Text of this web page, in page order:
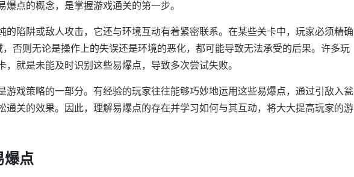
爆点的概念，是掌握游戏通关的第一步。
的陷阱或敌人攻击，它还与环境互动有着紧密联系。在某些关卡中，玩家必须精确
，否则无论是操作上的失误还是环境的恶化，都可能导致无法承受的后果。许多玩
，就是未能及时识别这些易爆点，导致多次尝试失败。
游戏策略的一部分。有经验的玩家往往能够巧妙地运用这些易爆点，通过引敌入瓮
通关的效果。因此，理解易爆点的存在并学习如何与其互动，将大大提高玩家的游
爆点